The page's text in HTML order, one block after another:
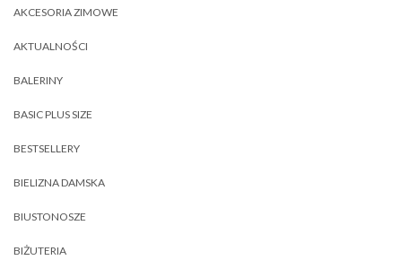
AKCESORIA ZIMOWE
AKTUALNOŚCI
BALERINY
BASIC PLUS SIZE
BESTSELLERY
BIELIZNA DAMSKA
BIUSTONOSZE
BIŻUTERIA